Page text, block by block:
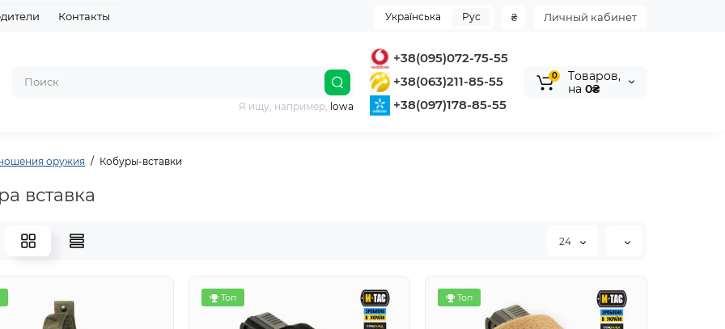
Контакты Личный кабинет
₴
Українська Рус
+38(095)072-75-55
+38(063)211-85-55
+38(097)178-85-55
Я ищу, например, lowa
0
Tоваров,
на 0₴
оружия Кобуры-вставки
вставка
24
Топ Топ